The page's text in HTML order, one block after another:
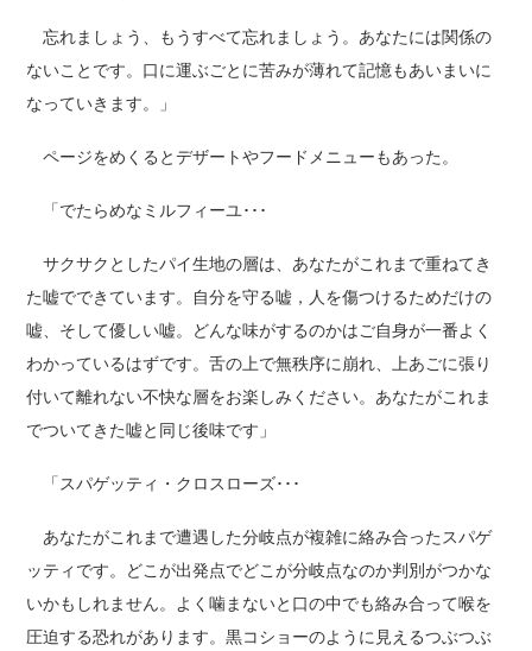
忘れましょう、もうすべて忘れましょう。あなたには関係の
ないことです。口に運ぶごとに苦みが薄れて記憶もあいまいに
なっていきます。」
ページをめくるとデザートやフードメニューもあった。
「でたらめなミルフィーユ･･･
サクサクとしたパイ生地の層は、あなたがこれまで重ねてき
た嘘でできています。自分を守る嘘，人を傷つけるためだけの
嘘、そして優しい嘘。どんな味がするのかはご自身が一番よく
わかっているはずです。舌の上で無秩序に崩れ、上あごに張り
付いて離れない不快な層をお楽しみください。あなたがこれま
でついてきた嘘と同じ後味です」
「スパゲッティ・クロスローズ･･･
あなたがこれまで遭遇した分岐点が複雑に絡み合ったスパゲ
ッティです。どこが出発点でどこが分岐点なのか判別がつかな
いかもしれません。よく噛まないと口の中でも絡み合って喉を
圧迫する恐れがあります。黒コショーのように見えるつぶつぶ